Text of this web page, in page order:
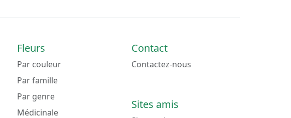
Fleurs
Par couleur
Par famille
Par genre
Médicinale
Contact
Contactez-nous
Sites amis